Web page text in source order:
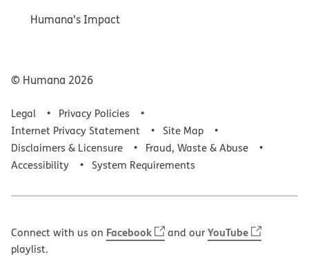
Humana’s Impact
© Humana 2026
Legal
Privacy Policies
Internet Privacy Statement
Site Map
Disclaimers & Licensure
Fraud, Waste & Abuse
Accessibility
System Requirements
Connect with us on Facebook and ourYouTube
playlist.